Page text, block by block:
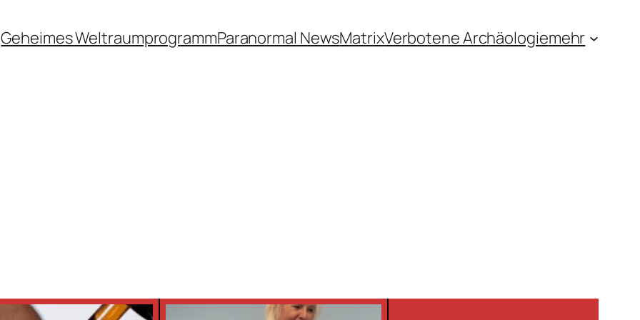
Geheimes WeltraumprogrammParanormal NewsMatrixVerbotene Archäologiemehr